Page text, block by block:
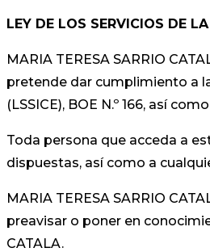
LEY DE LOS SERVICIOS DE
MARIA TERESA SARRIO
pretende dar cumplimiento a
(LSSICE), BOE N.º 166, así
Toda persona que acceda a
dispuestas, así como a
MARIA TERESA SARRIO
preavisar o poner en
CATALA.